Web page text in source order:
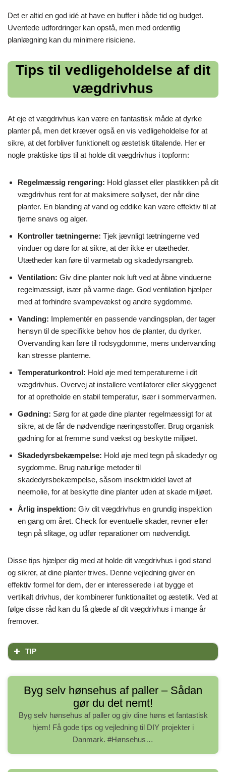
Det er altid en god idé at have en buffer i både tid og budget.
Uventede udfordringer kan opstå, men med ordentlig
planlægning kan du minimere risiciene.
Tips til vedligeholdelse af dit
vægdrivhus
At eje et vægdrivhus kan være en fantastisk måde at dyrke
planter på, men det kræver også en vis vedligeholdelse for at
sikre, at det forbliver funktionelt og æstetisk tiltalende. Her er
nogle praktiske tips til at holde dit vægdrivhus i topform:
Regelmæssig rengøring: Hold glasset eller plastikken på dit
vægdrivhus rent for at maksimere sollyset, der når dine
planter. En blanding af vand og eddike kan være effektiv til at
fjerne snavs og alger.
Kontroller tætningerne: Tjek jævnligt tætningerne ved
vinduer og døre for at sikre, at der ikke er utætheder.
Utætheder kan føre til varmetab og skadedyrsangreb.
Ventilation: Giv dine planter nok luft ved at åbne vinduerne
regelmæssigt, især på varme dage. God ventilation hjælper
med at forhindre svampevækst og andre sygdomme.
Vanding: Implementér en passende vandingsplan, der tager
hensyn til de specifikke behov hos de planter, du dyrker.
Overvanding kan føre til rodsygdomme, mens undervanding
kan stresse planterne.
Temperaturkontrol: Hold øje med temperaturerne i dit
vægdrivhus. Overvej at installere ventilatorer eller skyggenet
for at opretholde en stabil temperatur, især i sommervarmen.
Gødning: Sørg for at gøde dine planter regelmæssigt for at
sikre, at de får de nødvendige næringsstoffer. Brug organisk
gødning for at fremme sund vækst og beskytte miljøet.
Skadedyrsbekæmpelse: Hold øje med tegn på skadedyr og
sygdomme. Brug naturlige metoder til
skadedyrsbekæmpelse, såsom insektmiddel lavet af
neemolie, for at beskytte dine planter uden at skade miljøet.
Årlig inspektion: Giv dit vægdrivhus en grundig inspektion
en gang om året. Check for eventuelle skader, revner eller
tegn på slitage, og udfør reparationer om nødvendigt.
Disse tips hjælper dig med at holde dit vægdrivhus i god stand
og sikrer, at dine planter trives. Denne vejledning giver en
effektiv formel for dem, der er interesserede i at bygge et
vertikalt drivhus, der kombinerer funktionalitet og æstetik. Ved at
følge disse råd kan du få glæde af dit vægdrivhus i mange år
fremover.
TIP
Byg selv hønsehus af paller – Sådan
gør du det nemt!
Byg selv hønsehus af paller og giv dine høns et fantastisk
hjem! Få gode tips og vejledning til DIY projekter i
Danmark. #Hønsehus…